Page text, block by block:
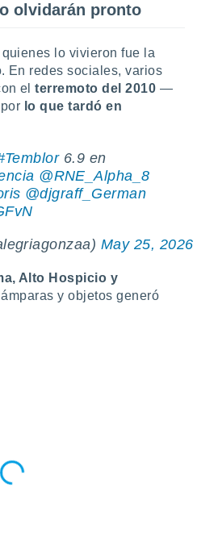
olvidarán pronto
lo vivieron fue la
En redes sociales, varios
el terremoto del 2010 —
lo que tardó en
6.9 en
@RNE_Alpha_8
@djgraff_German
May 25, 2026
Alto Hospicio y
y objetos generó